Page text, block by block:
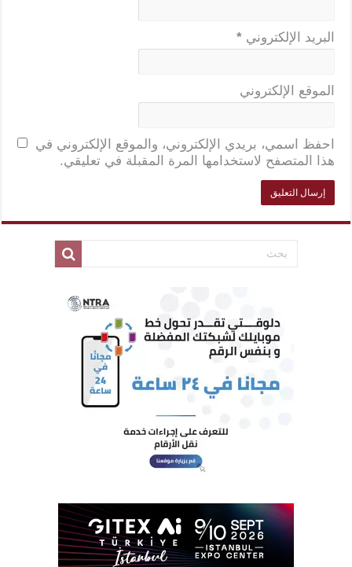
البريد الإلكتروني *
الموقع الإلكتروني
احفظ اسمي، بريدي الإلكتروني، والموقع الإلكتروني في
هذا المتصفح لاستخدامها المرة المقبلة في تعليقي.